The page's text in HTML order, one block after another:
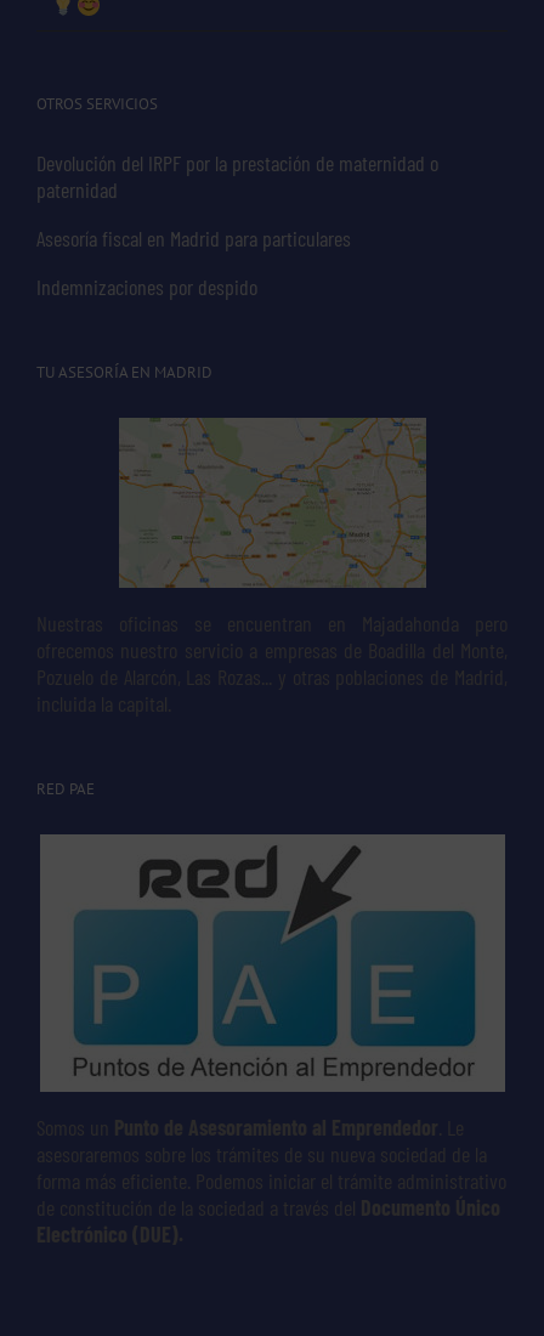
OTROS SERVICIOS
Devolución del IRPF por la prestación de maternidad o
paternidad
Asesoría fiscal en Madrid para particulares
Indemnizaciones por despido
TU ASESORÍA EN MADRID
Nuestras oficinas se encuentran en Majadahonda pero
ofrecemos nuestro servicio a empresas de Boadilla del Monte,
Pozuelo de Alarcón, Las Rozas... y otras poblaciones de Madrid,
incluida la capital.
RED PAE
Somos un Punto de Asesoramiento al Emprendedor . Le
asesoraremos sobre los trámites de su nueva sociedad de la
forma más eficiente. Podemos iniciar el trámite administrativo
de constitución de la sociedad a través del Documento Único
Electrónico (DUE).